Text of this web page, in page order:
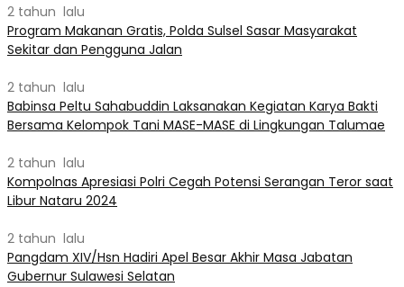
2 tahun lalu
Program Makanan Gratis, Polda Sulsel Sasar Masyarakat
Sekitar dan Pengguna Jalan
2 tahun lalu
Babinsa Peltu Sahabuddin Laksanakan Kegiatan Karya Bakti
Bersama Kelompok Tani MASE-MASE di Lingkungan Talumae
2 tahun lalu
Kompolnas Apresiasi Polri Cegah Potensi Serangan Teror saat
Libur Nataru 2024
2 tahun lalu
Pangdam XIV/Hsn Hadiri Apel Besar Akhir Masa Jabatan
Gubernur Sulawesi Selatan